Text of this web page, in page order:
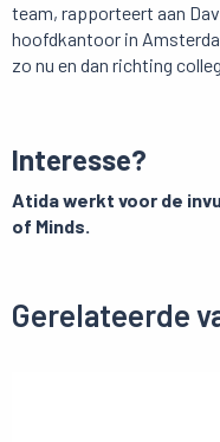
team, rapporteert aan
hoofdkantoor in
zo nu en dan richting
Interesse?
Atida werkt voor de
of Minds.
Gerelateerde